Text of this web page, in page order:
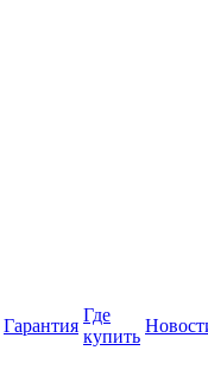
Гарантия
Где
купить